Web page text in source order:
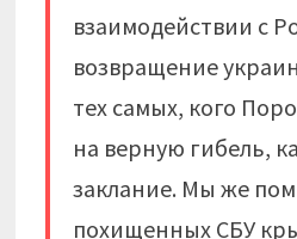
взаимодействии с
возвращение
тех самых, кого
на верную гибель,
заклание. Мы же
похищенных СБУ